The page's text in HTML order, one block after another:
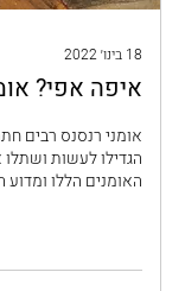
18 בינו׳ 2022
איפה אפי?
אומני רנסנס רבים
הגדילו לעשות ושתלו
האומנים הללו